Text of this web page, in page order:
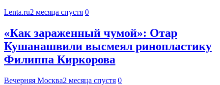
Lenta.ru2 месяца спустя 0
«Как зараженный чумой»: Отар
Кушанашвили высмеял ринопластику
Филиппа Киркорова
Вечерняя Москва2 месяца спустя 0